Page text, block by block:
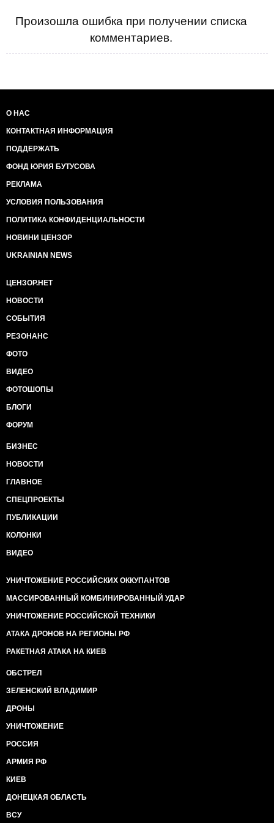
Произошла ошибка при получении списка
комментариев.
О НАС
КОНТАКТНАЯ ИНФОРМАЦИЯ
ПОДДЕРЖАТЬ
ФОНД ЮРИЯ БУТУСОВА
РЕКЛАМА
УСЛОВИЯ ПОЛЬЗОВАНИЯ
ПОЛИТИКА КОНФИДЕНЦИАЛЬНОСТИ
НОВИНИ ЦЕНЗОР
UKRAINIAN NEWS
ЦЕНЗОР.НЕТ
НОВОСТИ
СОБЫТИЯ
РЕЗОНАНС
ФОТО
ВИДЕО
ФОТОШОПЫ
БЛОГИ
ФОРУМ
БИЗНЕС
НОВОСТИ
ГЛАВНОЕ
СПЕЦПРОЕКТЫ
ПУБЛИКАЦИИ
КОЛОНКИ
ВИДЕО
УНИЧТОЖЕНИЕ РОССИЙСКИХ ОККУПАНТОВ
МАССИРОВАННЫЙ КОМБИНИРОВАННЫЙ УДАР
УНИЧТОЖЕНИЕ РОССИЙСКОЙ ТЕХНИКИ
АТАКА ДРОНОВ НА РЕГИОНЫ РФ
РАКЕТНАЯ АТАКА НА КИЕВ
ОБСТРЕЛ
ЗЕЛЕНСКИЙ ВЛАДИМИР
ДРОНЫ
УНИЧТОЖЕНИЕ
РОССИЯ
АРМИЯ РФ
КИЕВ
ДОНЕЦКАЯ ОБЛАСТЬ
ВСУ